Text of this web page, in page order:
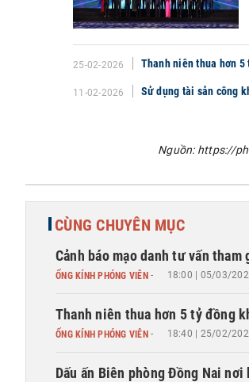
25-02-2026 Thanh niên thua hơn
11-02-2026 Sử dụng tài sản công
Nguồn: https://
CÙNG CHUYÊN MỤC
Cảnh báo mạo danh tư vấn
ỐNG KÍNH PHÓNG VIÊN- 18:00 | 05/03/
Thanh niên thua hơn 5 tỷ đồng
ỐNG KÍNH PHÓNG VIÊN- 18:40 | 25/02/
Dấu ấn Biên phòng Đồng Nai